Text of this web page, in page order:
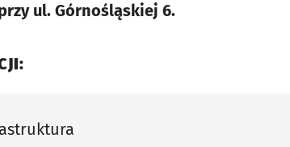
ul. Górnośląskiej 6.